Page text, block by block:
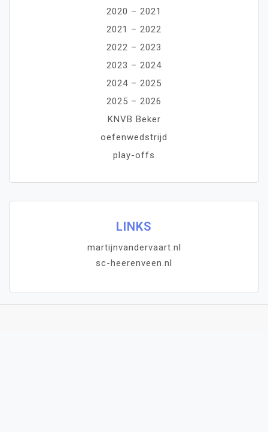
2020 – 2021
2021 – 2022
2022 – 2023
2023 – 2024
2024 – 2025
2025 – 2026
KNVB Beker
oefenwedstrijd
play-offs
LINKS
martijnvandervaart.nl
sc-heerenveen.nl